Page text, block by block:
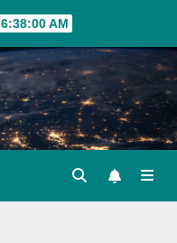
6:38:00 AM